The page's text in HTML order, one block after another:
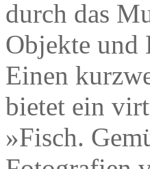
durch das
Objekte und
Einen
bietet ein
»Fisch.